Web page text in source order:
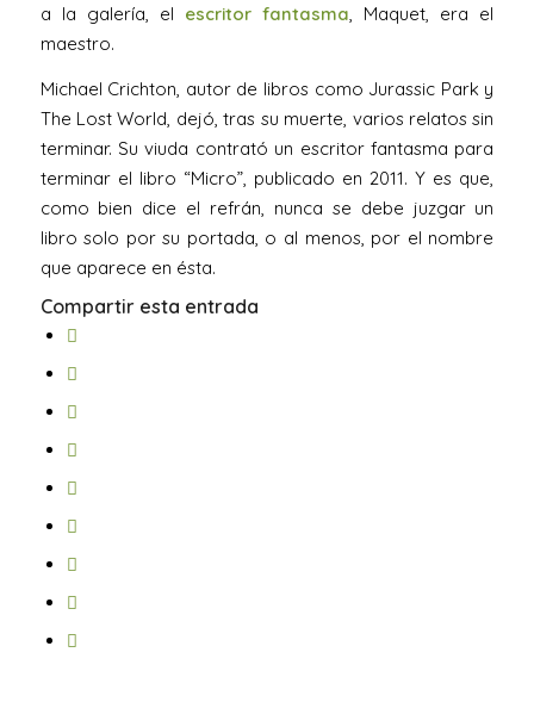
a la galería, el escritor fantasma, Maquet, era el
maestro.
Michael Crichton, autor de libros como Jurassic Park y
The Lost World, dejó, tras su muerte, varios relatos sin
terminar. Su viuda contrató un escritor fantasma para
terminar el libro “Micro”, publicado en 2011. Y es que,
como bien dice el refrán, nunca se debe juzgar un
libro solo por su portada, o al menos, por el nombre
que aparece en ésta.
Compartir esta entrada